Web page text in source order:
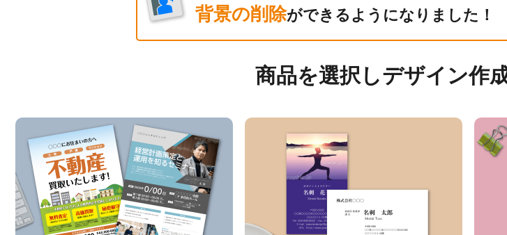
背景の削除ができるようになりました！
商品を選択しデザイン作